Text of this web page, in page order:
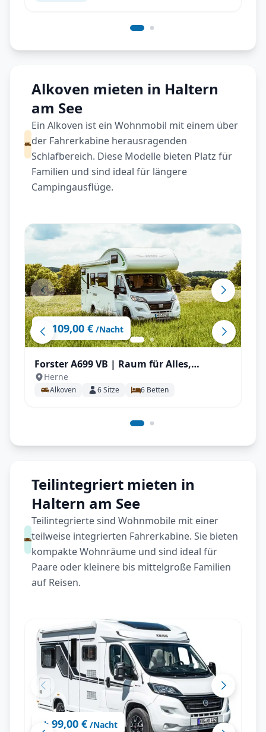
Alkoven mieten in Haltern
am See
Ein Alkoven ist ein Wohnmobil mit einem über
der Fahrerkabine herausragenden
Schlafbereich. Diese Modelle bieten Platz für
Familien und sind ideal für längere
Campingausflüge.
ab 109,00 € /Nacht
Forster A699 VB | Raum für Alles,
Stockbetten uvm.
Herne
Alkoven 6Sitze 6 Betten
Teilintegriert mieten in
Haltern am See
Teilintegrierte sind Wohnmobile mit einer
teilweise integrierten Fahrerkabine. Sie bieten
kompakte Wohnräume und sind ideal für
Paare oder kleinere bis mittelgroße Familien
auf Reisen.
ab 99,00 € /Nacht